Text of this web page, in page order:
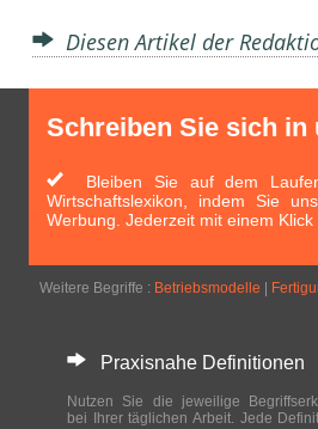
Diesen Artikel der
Schreiben Sie sich in
Bleiben Sie auf dem
Wirtschaftslexikon, indem Sie
Werbung. Jederzeit mit einem Klick
Weitere Begriffe : Betriebsmodelle
Praxisnahe Definitionen
Nutzen Sie die jeweilige
bei Ihrer täglichen Arbeit. Jede